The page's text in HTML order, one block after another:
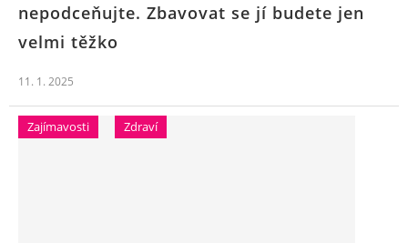
nepodceňujte. Zbavovat se jí budete jen
velmi těžko
11. 1. 2025
Zajímavosti Zdraví